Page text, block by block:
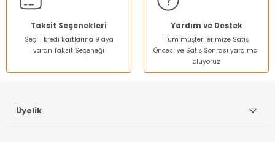
Bu ürüne benzer farklı alternatifler olmalı.
Taksit Seçenekleri
Seçili kredi kartlarına 9 aya
varan Taksit Seçeneği
Yardım ve Destek
Tüm müşterilerimize Satış
Öncesi ve Satış Sonrası yardımcı
oluyoruz
Üyelik